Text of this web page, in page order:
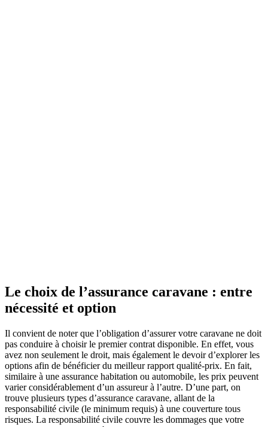
Le choix de l’assurance caravane : entre
nécessité et option
Il convient de noter que l’obligation d’assurer votre caravane ne doit
pas conduire à choisir le premier contrat disponible. En effet, vous
avez non seulement le droit, mais également le devoir d’explorer les
options afin de bénéficier du meilleur rapport qualité-prix. En fait,
similaire à une assurance habitation ou automobile, les prix peuvent
varier considérablement d’un assureur à l’autre. D’une part, on
trouve plusieurs types d’assurance caravane, allant de la
responsabilité civile (le minimum requis) à une couverture tous
risques. La responsabilité civile couvre les dommages que votre